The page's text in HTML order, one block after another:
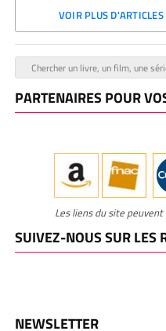
VOIR PLUS
PARTENAIRES POUR
Les liens du site
SUIVEZ-NOUS SUR LES
NEWSLETTER